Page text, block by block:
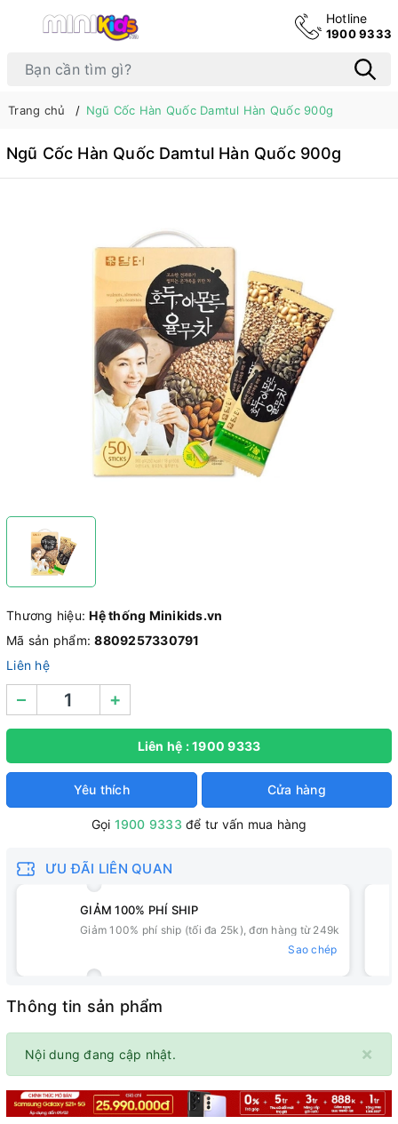
Hotline
1900 9333
Trang chủ Ngũ Cốc Hàn Quốc Damtul Hàn Quốc 900g
Ngũ Cốc Hàn Quốc Damtul Hàn Quốc 900g
Thương hiệu:Hệ thống Minikids.vn
Mã sản phẩm:8809257330791
Liên hệ
– +
Liên hệ : 1900 9333
Yêu thích Cửa hàng
Gọi 1900 9333 để tư vấn mua hàng
ƯU ĐÃI LIÊN QUAN
GIẢM 100% PHÍ SHIP
Giảm 100% phí ship (tối đa 25k), đơn hàng từ 249k
Sao chép
Thông tin sản phẩm
×
Nội dung đang cập nhật.